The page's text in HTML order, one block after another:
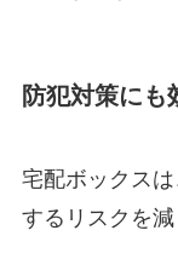
防犯対策にも
宅配ボックス
するリスクを減